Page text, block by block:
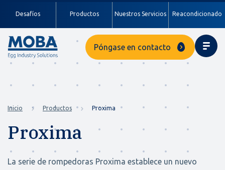
Desafíos Productos Nuestros Servicios Reacondicionado
Póngase en contacto
Inicio Productos Proxima
Proxima
La serie de rompedoras Proxima establece un nuevo